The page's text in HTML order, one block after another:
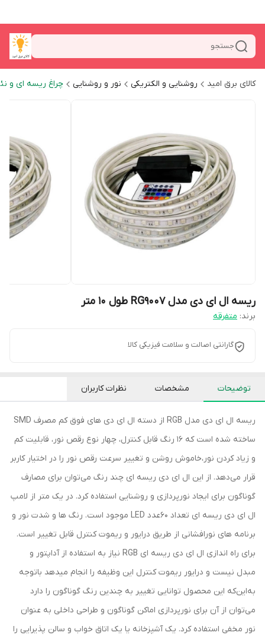
جستجو
کالای برق امید روشنایی و الکتریکی نور و روشنایی چراغ ریسه ای و
ریسه ال ای دی مدل RG9007 طول 10 متر
برند: متفرقه
گارانتی اصالت و سلامت فیزیکی کالا
توضیحات مشخصات نظرات کاربران
ریسه ال ای دی مدل RGB از دسته ال ای دی های فوق کم مصرف SMD
ساخته شده است که 16 رنگ قابل کنترل، چهار نوع رقص نور، قابلیت کم
و زیاد کردن نور،خاموش روشن و تغییر سرعت رقص نور را در اختیار کاربر
قرار می‌دهد. از این ال ای دی ریسه ای چند رنگ می‌توان برای مصارف
گوناگون برای ایجاد نورپردازی و روشنایی استفاده کرد. در یک متر از لامپ
ال ای دی ریسه ای تعداد 60عدد LED موجود است. رنگ ها و شدت نور و
برنامه های نورافشانی از طریق درایور و ریموت کنترل قابل تغییر است.
برای راه اندازی ال ای دی ریسه ای RGB نیاز به استفاده از آداپتور و
مبدل نیست و درایور ریموت کنترل این وظیفه را انجام میدهد باتوجه
به‌این‌که این محصول توانایی تغییر به چندین رنگ گوناگون را دارد
می‌توان از آن برای نورپردازی اماکن گوناگون و طراحی داخلی به عنوان
نور مخفی استفاده کرد. یک آشپزخانه یا یک اتاق خواب و سالن پذیرایی را